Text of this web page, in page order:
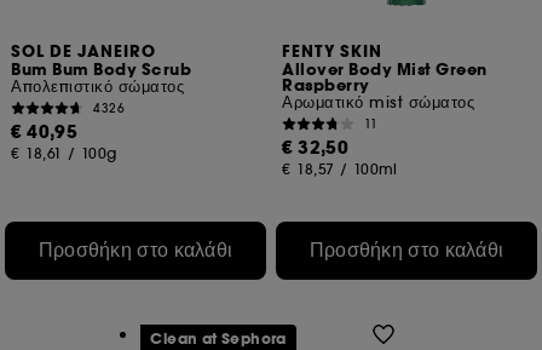
SOL DE JANEIRO
Bum Bum Body Scrub
Απολεπιστικό σώματος
4326
€ 40,95
€ 18,61 / 100g
Προσθήκη στο καλάθι
FENTY SKIN
Allover Body Mist Green
Raspberry
Αρωματικό mist σώματος
11
€ 32,50
€ 18,57 / 100ml
Προσθήκη στο καλάθι
Clean at Sephora